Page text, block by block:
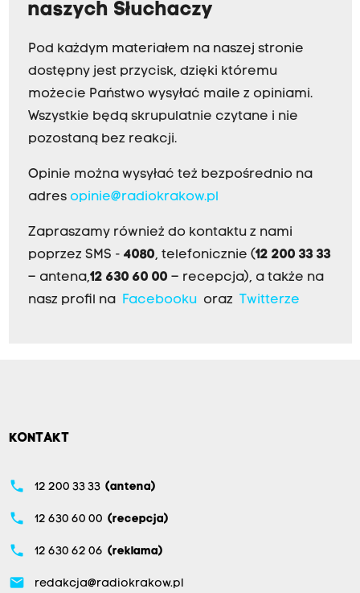
naszych Słuchaczy
Pod każdym materiałem na naszej stronie
dostępny jest przycisk, dzięki któremu
możecie Państwo wysyłać maile z opiniami.
Wszystkie będą skrupulatnie czytane i nie
pozostaną bez reakcji.
Opinie można wysyłać też bezpośrednio na
adres opinie@radiokrakow.pl
Zapraszamy również do kontaktu z nami
poprzez SMS - 4080, telefonicznie (12 200 33 33
– antena,12 630 60 00 – recepcja), a także na
nasz profil na Facebookuoraz Twitterze
KONTAKT
phone 12 200 33 33 (antena)
phone 12 630 60 00 (recepcja)
phone 12 630 62 06 (reklama)
email redakcja@radiokrakow.pl